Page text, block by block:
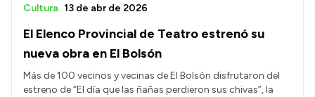
El Elenco Provincial de Teatro estrenó su
nueva obra en El Bolsón
Cultura 13 de abr de 2026
Más de 100 vecinos y vecinas de El Bolsón disfrutaron del
estreno de “El día que las ñañas perdieron sus chivas”, la